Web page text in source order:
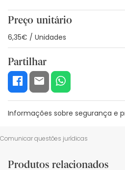
Preço unitário
6,35€ / Unidades
Partilhar
Informações sobre segurança e
Recursos de segurança visual
Comunicar questões jurídicas
Produtos relacionados